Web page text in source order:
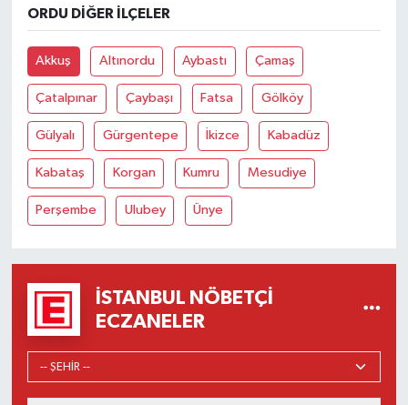
ORDU DIĞER İLÇELER
Akkuş Altınordu Aybastı Çamaş
Çatalpınar Çaybaşı Fatsa Gölköy
Gülyalı Gürgentepe İkizce Kabadüz
Kabataş Korgan Kumru Mesudiye
Perşembe Ulubey Ünye
İSTANBUL NÖBETÇI
ECZANELER